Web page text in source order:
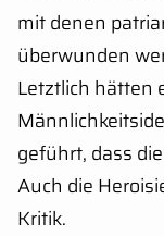
mit denen
überwunden
Letztlich hätten
geführt, dass
Auch die
Kritik.